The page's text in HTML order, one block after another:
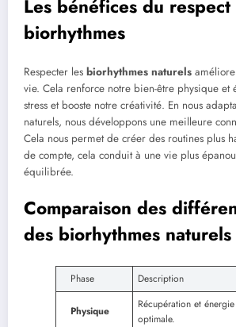
Les bénéfices du respect
biorhythmes
Respecter les biorhythmes naturels
vie. Cela renforce notre bien-être physique et
stress et booste notre créativité. En nous
naturels, nous développons une meilleure
Cela nous permet de créer des routines plus
de compte, cela conduit à une vie plus
équilibrée.
Comparaison des
des biorhythmes naturels
Phase Description
Physique
Récupération et
optimale.